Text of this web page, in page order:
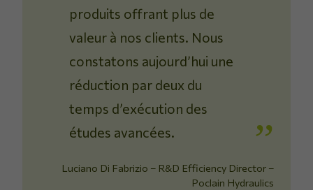
produits offrant plus de
valeur à nos clients. Nous
constatons aujourd’hui une
réduction par deux du
temps d’exécution des
études avancées.
Luciano Di Fabrizio – R&D Efficiency Director –
Poclain Hydraulics